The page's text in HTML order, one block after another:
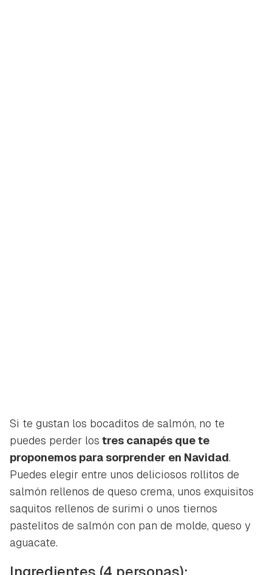
Si te gustan los bocaditos de salmón, no te
puedes perder los tres canapés que te
proponemos para sorprender en Navidad.
Puedes elegir entre unos deliciosos rollitos de
salmón rellenos de queso crema, unos exquisitos
saquitos rellenos de surimi o unos tiernos
pastelitos de salmón con pan de molde, queso y
aguacate.